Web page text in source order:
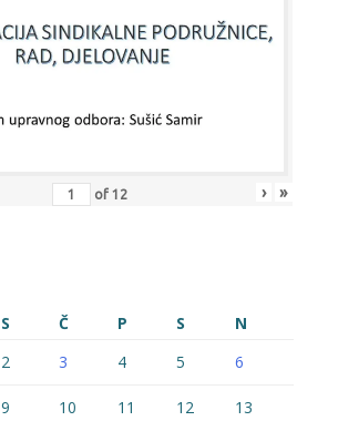
of 12 › »
S Č P S
N
2 3 4 5 6
9 10 11 12 13